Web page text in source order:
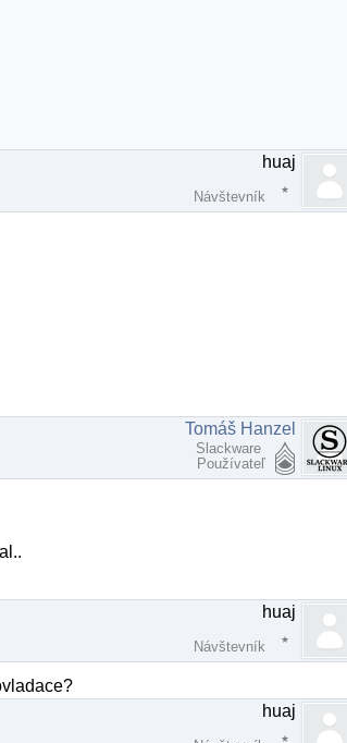
huaj
Návštevník
Tomáš Hanzel
Slackware
Používateľ
huaj
Návštevník
huaj